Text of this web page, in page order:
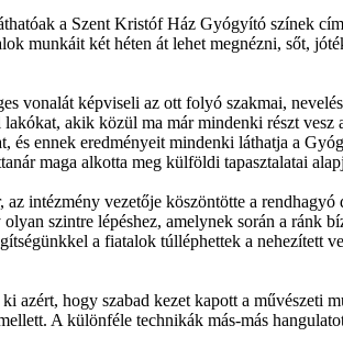
a Szent Kristóf Ház Gyógyító színek
munkáit két héten át lehet megnézni, sőt,
vonalát képviseli az ott folyó szakmai,
akik közül ma már mindenki részt vesz
ennek eredményeit mindenki láthatja a
maga alkotta meg külföldi tapasztalatai
intézmény vezetője köszöntötte a
szintre lépéshez, amelynek során a ránk
a fiatalok túlléphettek a nehezített
azért, hogy szabad kezet kapott a
A különféle technikák más-más